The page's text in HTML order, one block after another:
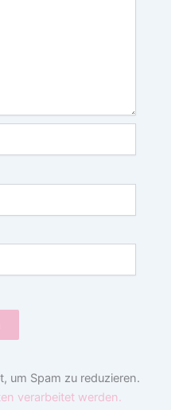
um Spam zu reduzieren.
verarbeitet werden.